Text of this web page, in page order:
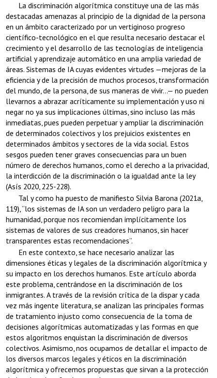
La discriminación algorítmica constituye una de las más
destacadas amenazas al principio de la dignidad de la persona
en un ámbito caracterizado por un vertiginoso progreso
científico-tecnológico en el que resulta necesario destacar el
crecimiento y el desarrollo de las tecnologías de inteligencia
artificial y aprendizaje automático en una amplia variedad de
áreas. Sistemas de IA cuyas evidentes virtudes —mejoras de la
eficiencia y de la precisión de muchos procesos, transformación
del mundo, de la persona, de sus maneras de vivir…— no pueden
llevarnos a abrazar acríticamente su implementación y uso ni
negar no ya sus implicaciones últimas, sino incluso las más
inmediatas, pues pueden perpetuar y ampliar la discriminación
de determinados colectivos y los prejuicios existentes en
determinados ámbitos y sectores de la vida social. Estos
sesgos pueden tener graves consecuencias para un buen
número de derechos humanos, como el derecho a la privacidad,
la interdicción de la discriminación o la igualdad ante la ley
(Asís 2020, 225-228).
Tal y como ha puesto de manifiesto Silvia Barona (2021a,
119), “los sistemas de IA son un verdadero peligro para la
humanidad, porque nos recomiendan implícitamente los
sistemas de valores de sus creadores humanos, sin hacer
transparentes estas recomendaciones”.
En este contexto, se hace necesario analizar las
dimensiones éticas y legales de la discriminación algorítmica y
su impacto en los derechos humanos. Este artículo aborda
este problema, centrándose en la discriminación de los
inmigrantes. A través de la revisión crítica de la dispar y cada
vez más ingente literatura, se analizan las principales formas
de tratamiento injusto como consecuencia de la toma de
decisiones algorítmicas automatizadas y las formas en que
estos algoritmos enquistan la discriminación de diversos
colectivos. Asimismo, nos ocupamos de detallar el impacto de
los diversos marcos legales y éticos en la discriminación
algorítmica y ofrecemos propuestas que sirvan a la protección